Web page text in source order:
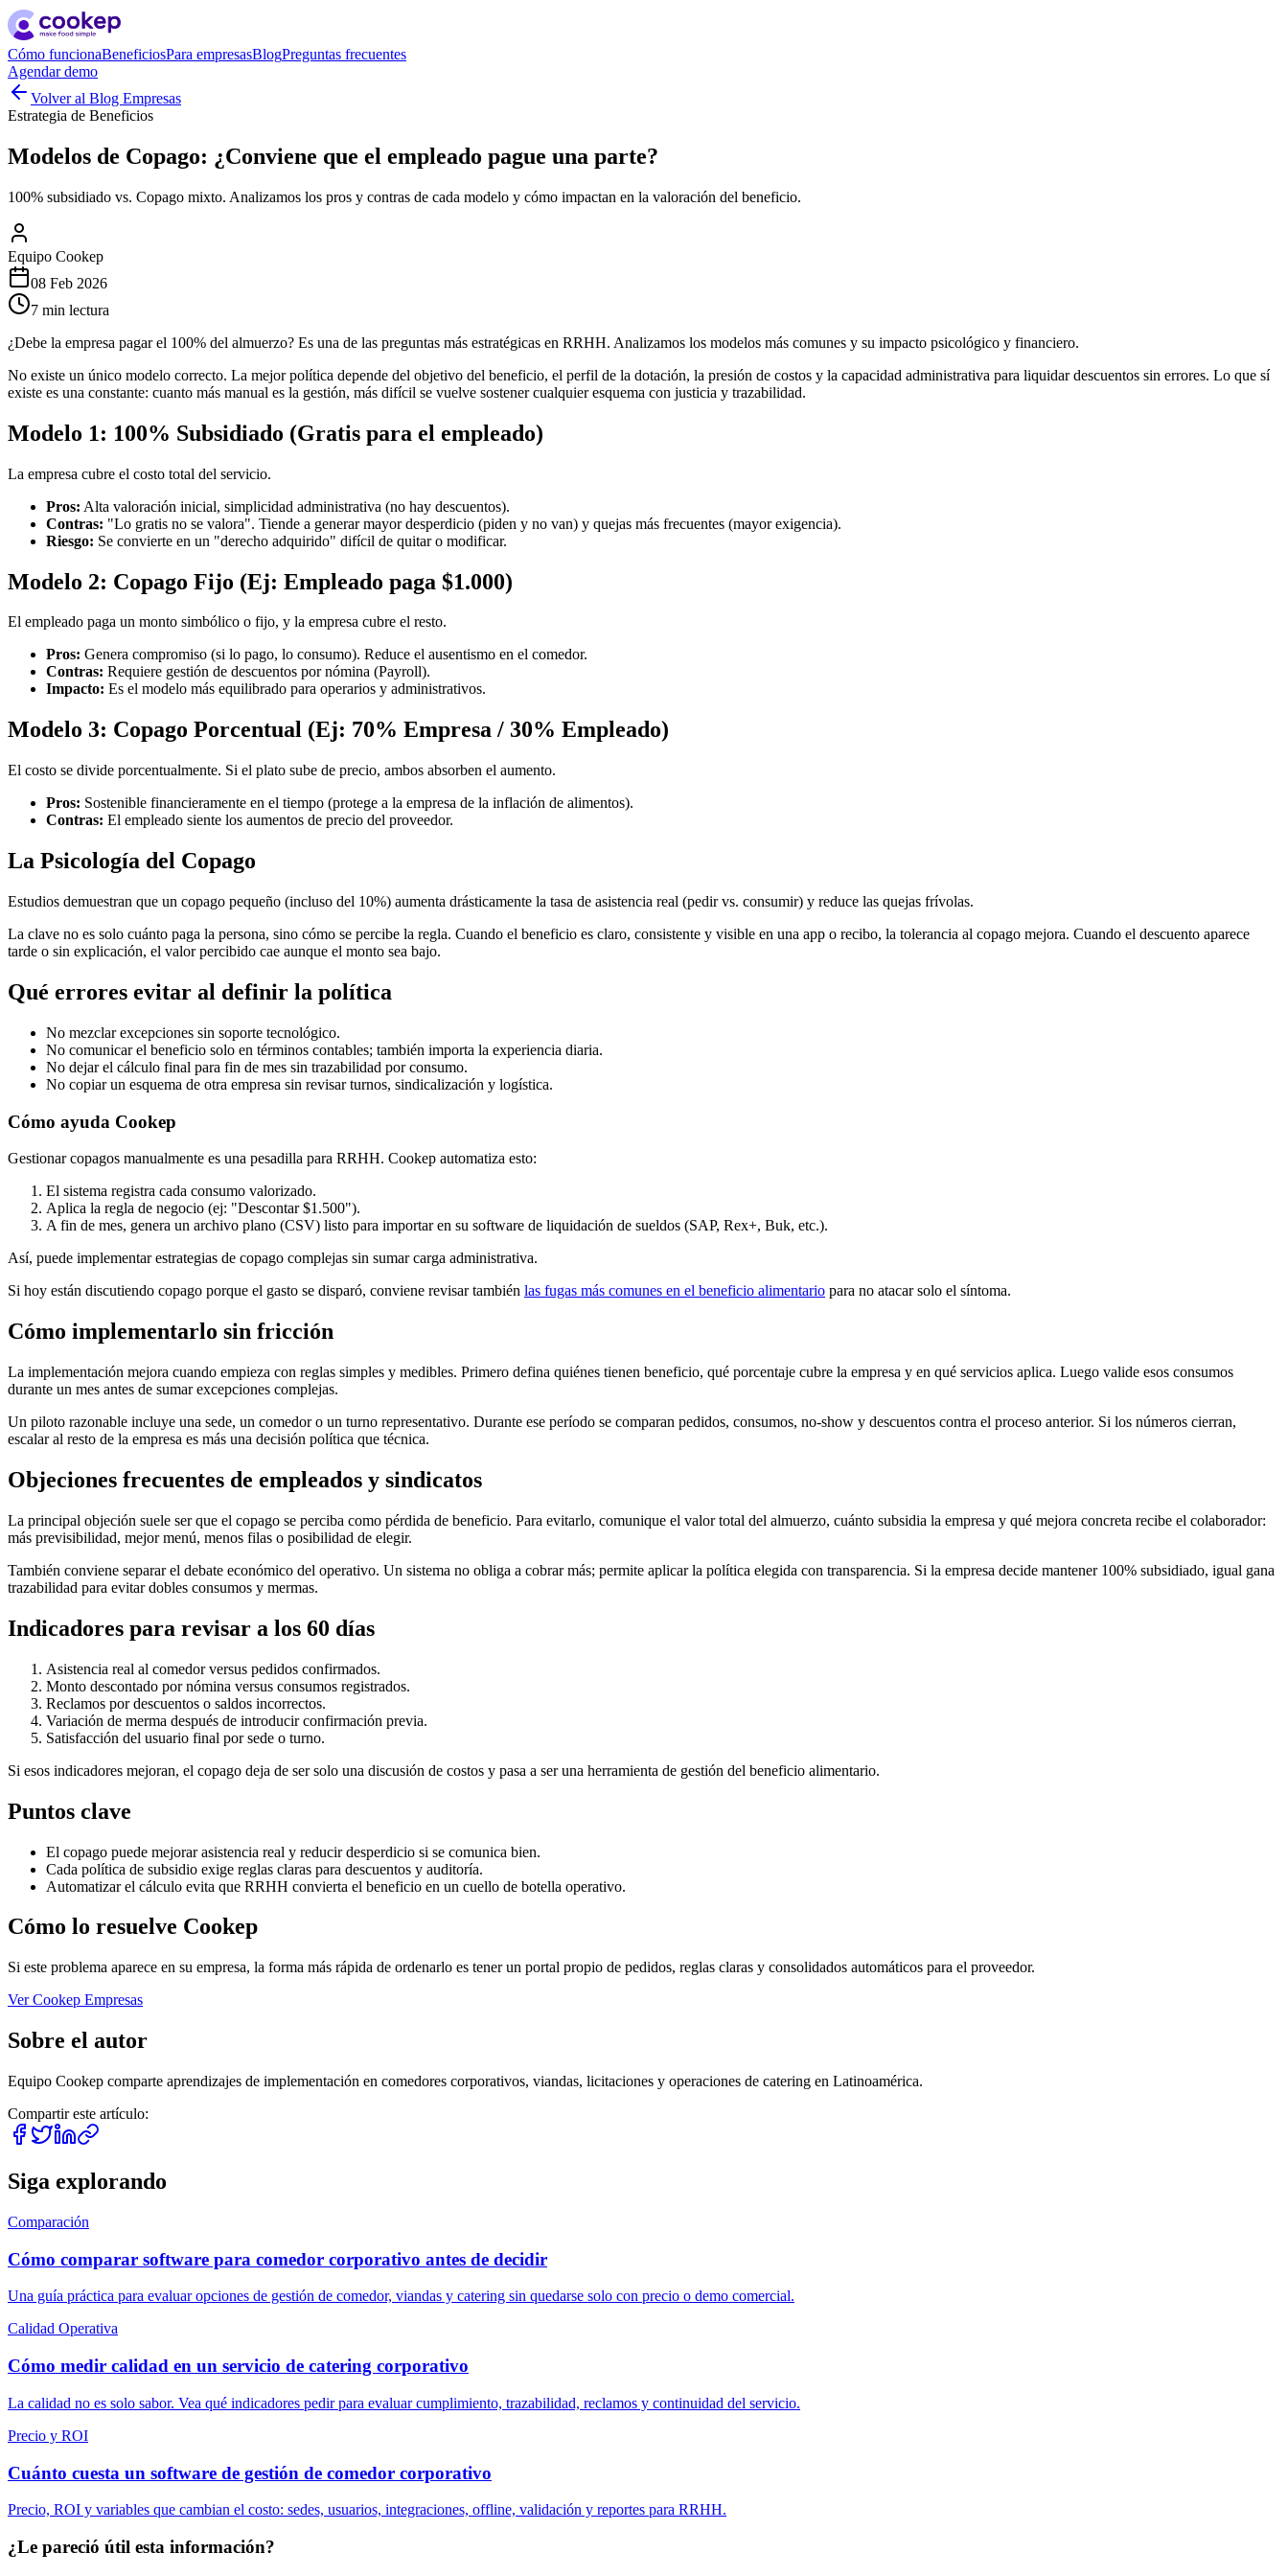
Cómo funcionaBeneficiosPara empresasBlogPreguntas frecuentes
Agendar demo
Volver al Blog Empresas
Estrategia de Beneficios
Modelos de Copago: ¿Conviene que el empleado pague una parte?
100% subsidiado vs. Copago mixto. Analizamos los pros y contras de cada modelo y cómo impactan en la valoración del beneficio.
Equipo Cookep
08 Feb 2026
7 min lectura
¿Debe la empresa pagar el 100% del almuerzo? Es una de las preguntas más estratégicas en RRHH. Analizamos los modelos más comunes y su impacto psicológico y financiero.
No existe un único modelo correcto. La mejor política depende del objetivo del beneficio, el perfil de la dotación, la presión de costos y la capacidad administrativa para liquidar descuentos sin errores. Lo que sí
existe es una constante: cuanto más manual es la gestión, más difícil se vuelve sostener cualquier esquema con justicia y trazabilidad.
Modelo 1: 100% Subsidiado (Gratis para el empleado)
La empresa cubre el costo total del servicio.
Pros: Alta valoración inicial, simplicidad administrativa (no hay descuentos).
Contras: "Lo gratis no se valora". Tiende a generar mayor desperdicio (piden y no van) y quejas más frecuentes (mayor exigencia).
Riesgo: Se convierte en un "derecho adquirido" difícil de quitar o modificar.
Modelo 2: Copago Fijo (Ej: Empleado paga $1.000)
El empleado paga un monto simbólico o fijo, y la empresa cubre el resto.
Pros: Genera compromiso (si lo pago, lo consumo). Reduce el ausentismo en el comedor.
Contras: Requiere gestión de descuentos por nómina (Payroll).
Impacto: Es el modelo más equilibrado para operarios y administrativos.
Modelo 3: Copago Porcentual (Ej: 70% Empresa / 30% Empleado)
El costo se divide porcentualmente. Si el plato sube de precio, ambos absorben el aumento.
Pros: Sostenible financieramente en el tiempo (protege a la empresa de la inflación de alimentos).
Contras: El empleado siente los aumentos de precio del proveedor.
La Psicología del Copago
Estudios demuestran que un copago pequeño (incluso del 10%) aumenta drásticamente la tasa de asistencia real (pedir vs. consumir) y reduce las quejas frívolas.
La clave no es solo cuánto paga la persona, sino cómo se percibe la regla. Cuando el beneficio es claro, consistente y visible en una app o recibo, la tolerancia al copago mejora. Cuando el descuento aparece
tarde o sin explicación, el valor percibido cae aunque el monto sea bajo.
Qué errores evitar al definir la política
No mezclar excepciones sin soporte tecnológico.
No comunicar el beneficio solo en términos contables; también importa la experiencia diaria.
No dejar el cálculo final para fin de mes sin trazabilidad por consumo.
No copiar un esquema de otra empresa sin revisar turnos, sindicalización y logística.
Cómo ayuda Cookep
Gestionar copagos manualmente es una pesadilla para RRHH. Cookep automatiza esto:
El sistema registra cada consumo valorizado.
Aplica la regla de negocio (ej: "Descontar $1.500").
A fin de mes, genera un archivo plano (CSV) listo para importar en su software de liquidación de sueldos (SAP, Rex+, Buk, etc.).
Así, puede implementar estrategias de copago complejas sin sumar carga administrativa.
Si hoy están discutiendo copago porque el gasto se disparó, conviene revisar también las fugas más comunes en el beneficio alimentario para no atacar solo el síntoma.
Cómo implementarlo sin fricción
La implementación mejora cuando empieza con reglas simples y medibles. Primero defina quiénes tienen beneficio, qué porcentaje cubre la empresa y en qué servicios aplica. Luego valide esos consumos
durante un mes antes de sumar excepciones complejas.
Un piloto razonable incluye una sede, un comedor o un turno representativo. Durante ese período se comparan pedidos, consumos, no-show y descuentos contra el proceso anterior. Si los números cierran,
escalar al resto de la empresa es más una decisión política que técnica.
Objeciones frecuentes de empleados y sindicatos
La principal objeción suele ser que el copago se perciba como pérdida de beneficio. Para evitarlo, comunique el valor total del almuerzo, cuánto subsidia la empresa y qué mejora concreta recibe el colaborador:
más previsibilidad, mejor menú, menos filas o posibilidad de elegir.
También conviene separar el debate económico del operativo. Un sistema no obliga a cobrar más; permite aplicar la política elegida con transparencia. Si la empresa decide mantener 100% subsidiado, igual gana
trazabilidad para evitar dobles consumos y mermas.
Indicadores para revisar a los 60 días
Asistencia real al comedor versus pedidos confirmados.
Monto descontado por nómina versus consumos registrados.
Reclamos por descuentos o saldos incorrectos.
Variación de merma después de introducir confirmación previa.
Satisfacción del usuario final por sede o turno.
Si esos indicadores mejoran, el copago deja de ser solo una discusión de costos y pasa a ser una herramienta de gestión del beneficio alimentario.
Puntos clave
El copago puede mejorar asistencia real y reducir desperdicio si se comunica bien.
Cada política de subsidio exige reglas claras para descuentos y auditoría.
Automatizar el cálculo evita que RRHH convierta el beneficio en un cuello de botella operativo.
Cómo lo resuelve Cookep
Si este problema aparece en su empresa, la forma más rápida de ordenarlo es tener un portal propio de pedidos, reglas claras y consolidados automáticos para el proveedor.
Ver Cookep Empresas
Sobre el autor
Equipo Cookep comparte aprendizajes de implementación en comedores corporativos, viandas, licitaciones y operaciones de catering en Latinoamérica.
Compartir este artículo:
Siga explorando
Comparación
Cómo comparar software para comedor corporativo antes de decidir
Una guía práctica para evaluar opciones de gestión de comedor, viandas y catering sin quedarse solo con precio o demo comercial.
Calidad Operativa
Cómo medir calidad en un servicio de catering corporativo
La calidad no es solo sabor. Vea qué indicadores pedir para evaluar cumplimiento, trazabilidad, reclamos y continuidad del servicio.
Precio y ROI
Cuánto cuesta un software de gestión de comedor corporativo
Precio, ROI y variables que cambian el costo: sedes, usuarios, integraciones, offline, validación y reportes para RRHH.
¿Le pareció útil esta información?